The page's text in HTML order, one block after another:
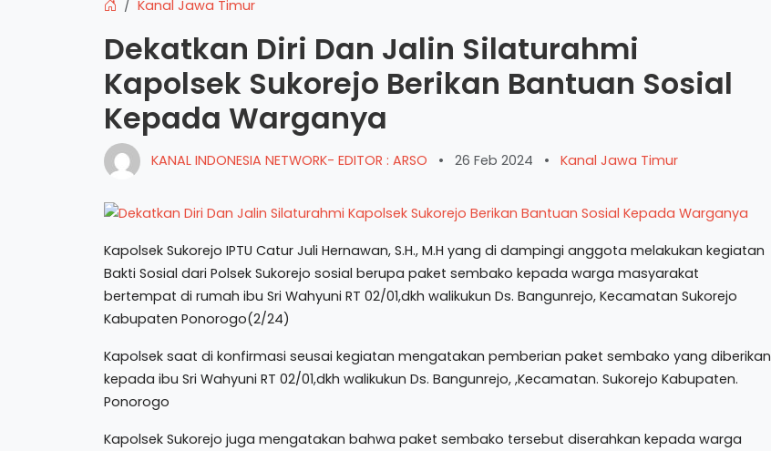
Kanal Jawa Timur
Dekatkan Diri Dan Jalin Silaturahmi
Kapolsek Sukorejo Berikan Bantuan Sosial
Kepada Warganya
KANAL INDONESIA NETWORK- EDITOR : ARSO • 26 Feb 2024 • Kanal Jawa Timur
Kapolsek Sukorejo IPTU Catur Juli Hernawan, S.H., M.H yang di dampingi anggota melakukan kegiatan
Bakti Sosial dari Polsek Sukorejo sosial berupa paket sembako kepada warga masyarakat
bertempat di rumah ibu Sri Wahyuni RT 02/01,dkh walikukun Ds. Bangunrejo, Kecamatan Sukorejo
Kabupaten Ponorogo(2/24)
Kapolsek saat di konfirmasi seusai kegiatan mengatakan pemberian paket sembako yang diberikan
kepada ibu Sri Wahyuni RT 02/01,dkh walikukun Ds. Bangunrejo, ,Kecamatan. Sukorejo Kabupaten.
Ponorogo
Kapolsek Sukorejo juga mengatakan bahwa paket sembako tersebut diserahkan kepada warga